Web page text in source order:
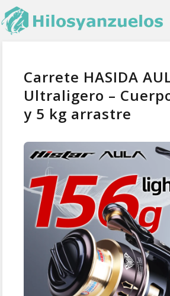
Carrete HASIDA
Ultraligero –
y 5 kg arrastre